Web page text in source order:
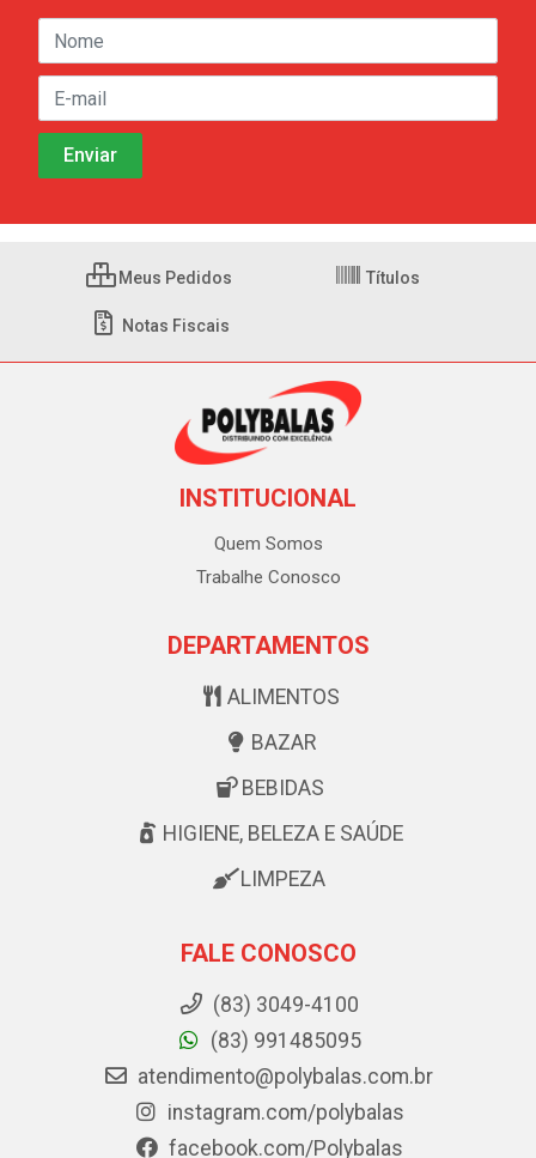
Meus Pedidos Títulos
Notas Fiscais
INSTITUCIONAL
Quem Somos
Trabalhe Conosco
DEPARTAMENTOS
ALIMENTOS
BAZAR
BEBIDAS
HIGIENE, BELEZA E SAÚDE
LIMPEZA
FALE CONOSCO
(83) 3049-4100
(83) 991485095
atendimento@polybalas.com.br
instagram.com/polybalas
facebook.com/Polybalas